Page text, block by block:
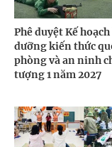
Phê duyệt Kế
dưỡng kiến thức
phòng và an ninh
tượng 1 năm 2027